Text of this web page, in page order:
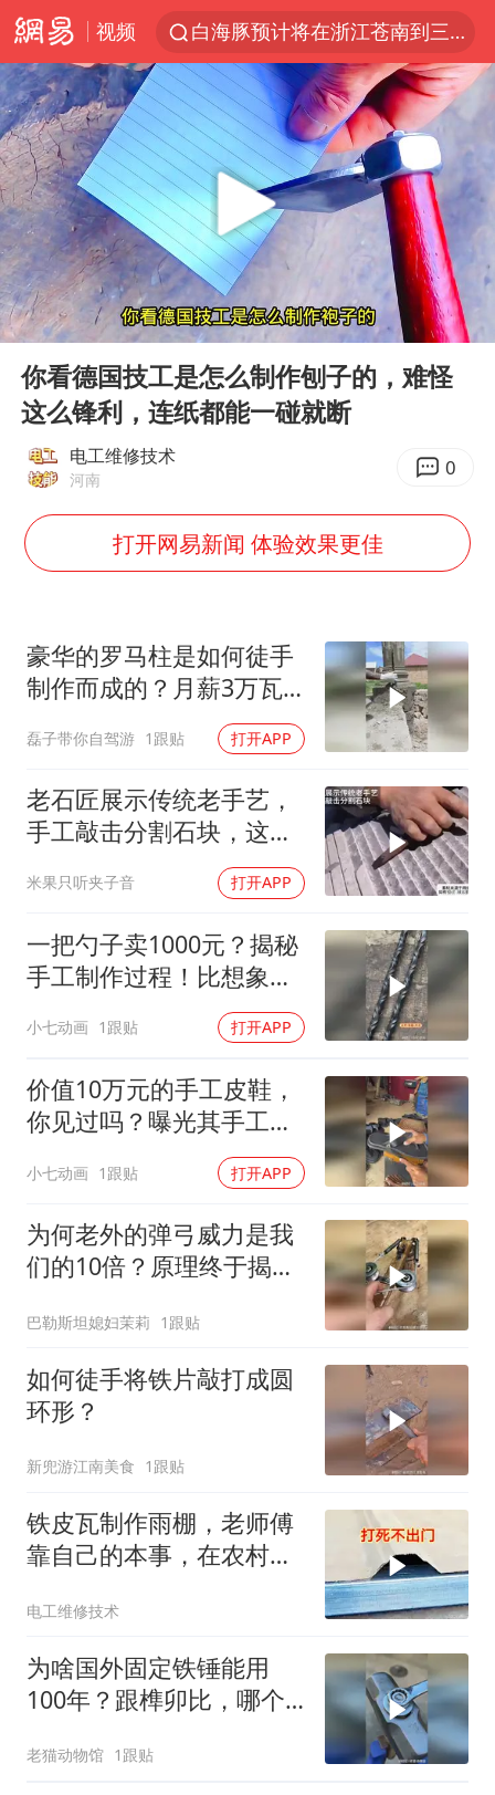
视频
白海豚预计将在浙江苍南到三门一带登陆
四川宜宾5.5级地震后余震为何不断
2026年7月份居民消费价格同比上涨0.5%
伯克希尔净买入约200亿美元股票
“伊斯兰版北约”出现
武契奇会见泽连斯基有何意图
上海中心城区暴雨预警由橙变红
台铃电动车仅骑一年就断电趴窝
白海豚5次眼壁置换
日本连续发生两次地震
以军士兵把枪口对准中国记者
白海豚在海上打了个结
Play
00:00 01:01
你看德国技工是怎么制作刨子的，难怪
这么锋利，连纸都能一碰就断
电工维修技术
河南 0
打开网易新闻 体验效果更佳
豪华的罗马柱是如何徒手
制作而成的？月薪3万瓦
磊子带你自驾游 1跟贴 打开APP
老石匠展示传统老手艺，
手工敲击分割石块，这技
米果只听夹子音 打开APP
一把勺子卖1000元？揭秘
手工制作过程！比想象中
小七动画 1跟贴 打开APP
价值10万元的手工皮鞋，
你见过吗？曝光其手工制
小七动画 1跟贴 打开APP
为何老外的弹弓威力是我
们的10倍？原理终于揭
巴勒斯坦媳妇茉莉 1跟贴
如何徒手将铁片敲打成圆
环形？
新兜游江南美食 1跟贴
铁皮瓦制作雨棚，老师傅
靠自己的本事，在农村老
电工维修技术
为啥国外固定铁锤能用
100年？跟榫卯比，哪个
老猫动物馆 1跟贴